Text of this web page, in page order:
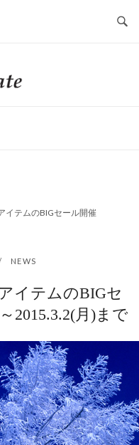
イテムのBIGセール開催
NEWS
イテムのBIGセ
2015.3.2(月)まで